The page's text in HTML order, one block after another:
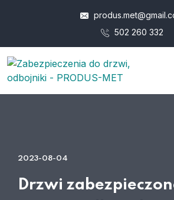
502 260 332
2023-08-04
Drzwi